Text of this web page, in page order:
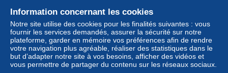
Nouveau
Information concernant les cookies
Notre site utilise des cookies pour les finalités suivantes : vous
fournir les services demandés, assurer la sécurité sur notre
plateforme, garder en mémoire vos préférences afin de rendre
votre navigation plus agréable, réaliser des statistiques dans le
but d’adapter notre site à vos besoins, afficher des vidéos et
vous permettre de partager du contenu sur les réseaux sociaux.